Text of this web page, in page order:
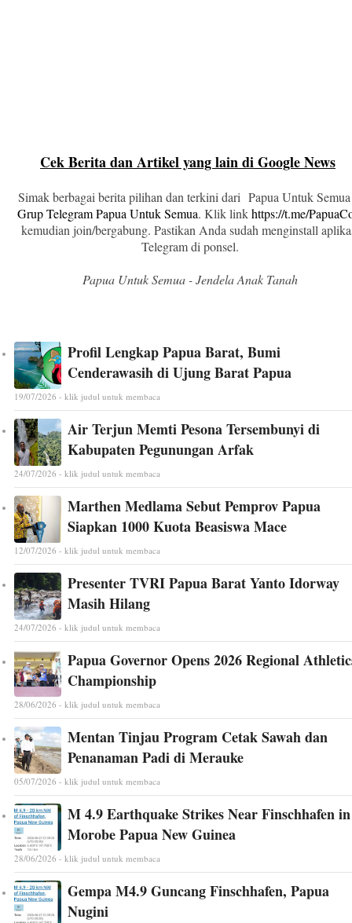
Cek Berita dan Artikel yang lain di Google News
Simak berbagai berita pilihan dan terkini dari Papua Untuk
Grup Telegram Papua Untuk Semua. Klik linkhttps://t.me/
kemudian join/bergabung. Pastikan Anda sudah menginstall
Telegram di ponsel.
Papua Untuk Semua - Jendela Anak Tanah
Profil Lengkap Papua Barat, Bumi
Cenderawasih di Ujung Barat Papua
19/07/2026 - klik judul untuk membaca
Air Terjun Memti Pesona Tersembunyi di
Kabupaten Pegunungan Arfak
24/07/2026 - klik judul untuk membaca
Marthen Medlama Sebut Pemprov Papua
Siapkan 1000 Kuota Beasiswa Mace
12/07/2026 - klik judul untuk membaca
Presenter TVRI Papua Barat Yanto Idorway
Masih Hilang
24/07/2026 - klik judul untuk membaca
Papua Governor Opens 2026 Regional
Championship
28/06/2026 - klik judul untuk membaca
Mentan Tinjau Program Cetak Sawah dan
Penanaman Padi di Merauke
05/07/2026 - klik judul untuk membaca
M 4.9 Earthquake Strikes Near Finschhafen in
Morobe Papua New Guinea
28/06/2026 - klik judul untuk membaca
Gempa M4.9 Guncang Finschhafen, Papua
Nugini